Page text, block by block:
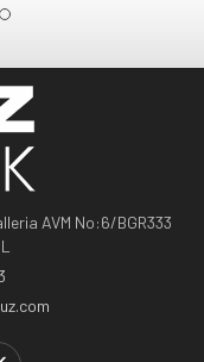
AVM No:6/BGR333